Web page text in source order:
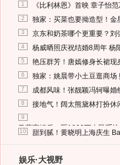
1 《比利林恩》首映 章子怡
2 独家：买菜也要拗造型！金
3 京东和奶茶哪个更重要？刘
4 杨威晒照庆祝结婚8周年 杨
5 艳压群芳！唐嫣修身长裙现
6 独家：姚晨带小土豆逛商场
7 成都风味！张靓颖冯轲曝婚
8 接地气！阔太熊黛林打扮休
9
马蓉离婚后，砸1000万人民币
10 甜到腻！黄晓明上海庆生
娱乐·大视野